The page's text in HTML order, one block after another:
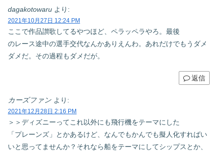
dagakotowaru より:
2021年10月27日 12:24 PM
ここで作品讃歌してるやつほど、ペラッペラやろ。最後
のレース途中の選手交代なんかありえんわ。あれだけでもうダメ
ダメだ。その過程もダメだが。
返信
カーズファン より:
2021年12月28日 2:16 PM
＞＞ディズニーってこれ以外にも飛行機をテーマにした
「プレーンズ」とかあるけど、なんでもかんでも擬人化すればい
いと思ってませんか？それなら船をテーマにしてシップスとか、